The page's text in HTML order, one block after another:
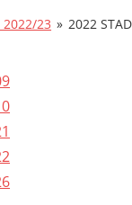
2022/23 » 2022